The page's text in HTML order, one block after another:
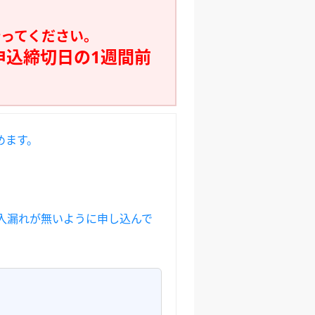
てください。
締切日の1週間前
す。
れが無いように申し込んで